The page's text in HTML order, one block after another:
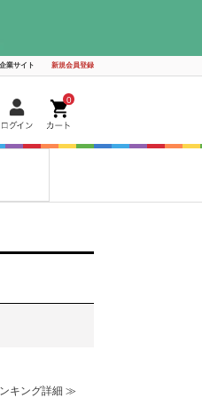
企業サイト 新規会員登録
0
キング詳細 ≫